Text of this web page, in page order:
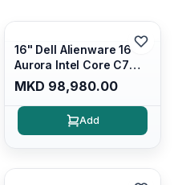
16" Dell Alienware 16
Aurora Intel Core C7
240H /16GB RAM DDR5
5600mhz/ 1TB SSD M.2
Nvme/rtx4050 6GB/
Wqxga(2560x1600)
Win 11 Home/
MKD 98,980.00
Add